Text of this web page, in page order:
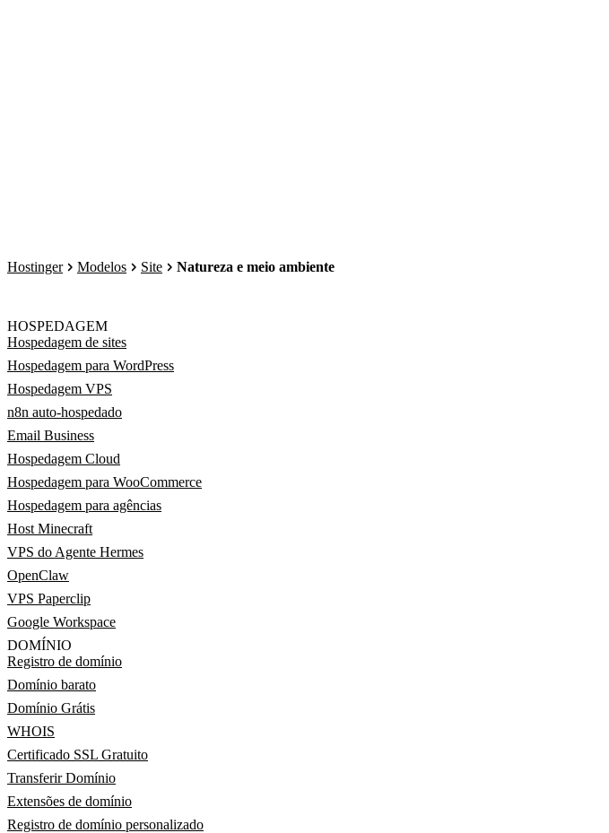
Hostinger Modelos Site Natureza e meio ambiente
HOSPEDAGEM
Hospedagem de sites
Hospedagem para WordPress
Hospedagem VPS
n8n auto-hospedado
Email Business
Hospedagem Cloud
Hospedagem para WooCommerce
Hospedagem para agências
Host Minecraft
VPS do Agente Hermes
OpenClaw
VPS Paperclip
Google Workspace
DOMÍNIO
Registro de domínio
Domínio barato
Domínio Grátis
WHOIS
Certificado SSL Gratuito
Transferir Domínio
Extensões de domínio
Registro de domínio personalizado